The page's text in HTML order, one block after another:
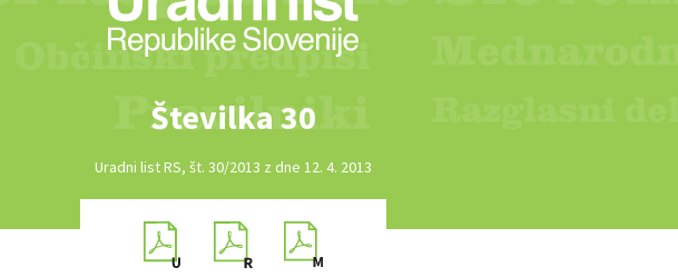
Številka 30
Uradni list RS, št. 30/2013 z dne 12. 4. 2013